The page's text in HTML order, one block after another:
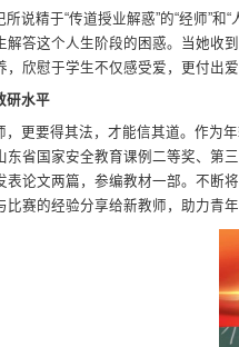
说精于“传道授业解惑”的“经师”
解答这个人生阶段的困惑。当她收
欣慰于学生不仅感受爱，更付出
研水平
，更要得其法，才能信其道。作为
东省国家安全教育课例二等奖、第
表论文两篇，参编教材一部。不断
比赛的经验分享给新教师，助力青